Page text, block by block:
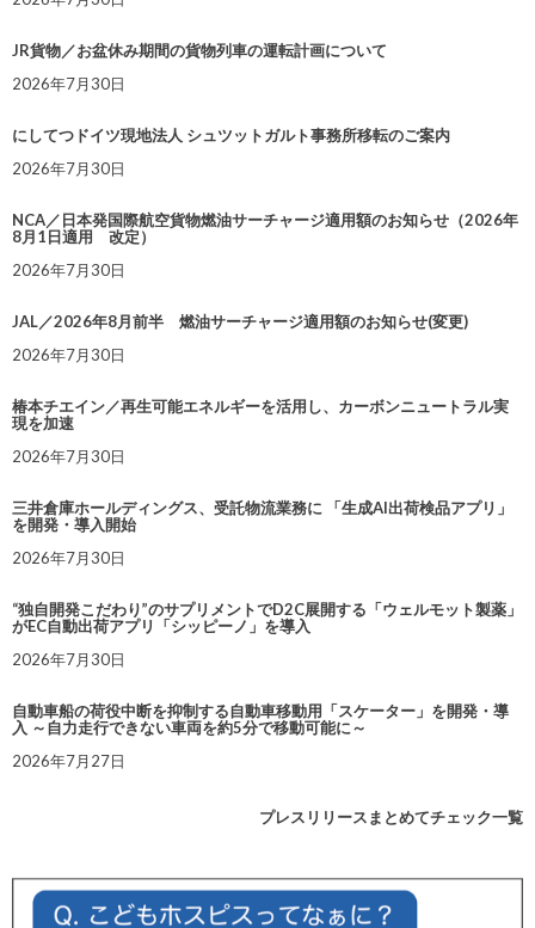
JR貨物／お盆休み期間の貨物列車の運転計画について
2026年7月30日
にしてつドイツ現地法人 シュツットガルト事務所移転のご案内
2026年7月30日
NCA／日本発国際航空貨物燃油サーチャージ適用額のお知らせ（2026年
8月1日適用 改定）
2026年7月30日
JAL／2026年8月前半 燃油サーチャージ適用額のお知らせ(変更)
2026年7月30日
椿本チエイン／再生可能エネルギーを活用し、カーボンニュートラル実
現を加速
2026年7月30日
三井倉庫ホールディングス、受託物流業務に 「生成AI出荷検品アプリ」
を開発・導入開始
2026年7月30日
“独自開発こだわり”のサプリメントでD2C展開する「ウェルモット製薬」
がEC自動出荷アプリ「シッピーノ」を導入
2026年7月30日
自動車船の荷役中断を抑制する自動車移動用「スケーター」を開発・導
入 ～自力走行できない車両を約5分で移動可能に～
2026年7月27日
プレスリリースまとめてチェック一覧